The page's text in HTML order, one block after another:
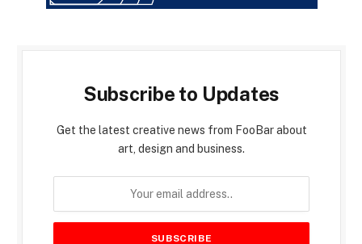
Subscribe to Updates
Get the latest creative news from FooBar about
art, design and business.